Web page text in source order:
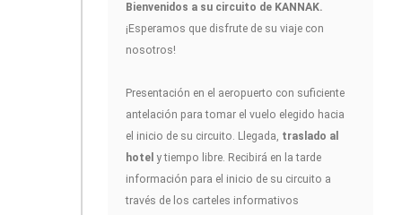
Bienvenidos a su circuito de KANNAK.
¡Esperamos que disfrute de su viaje con
nosotros!
Presentación en el aeropuerto con suficiente
antelación para tomar el vuelo elegido hacia
el inicio de su circuito. Llegada, traslado al
hotel y tiempo libre. Recibirá en la tarde
información para el inicio de su circuito a
través de los carteles informativos